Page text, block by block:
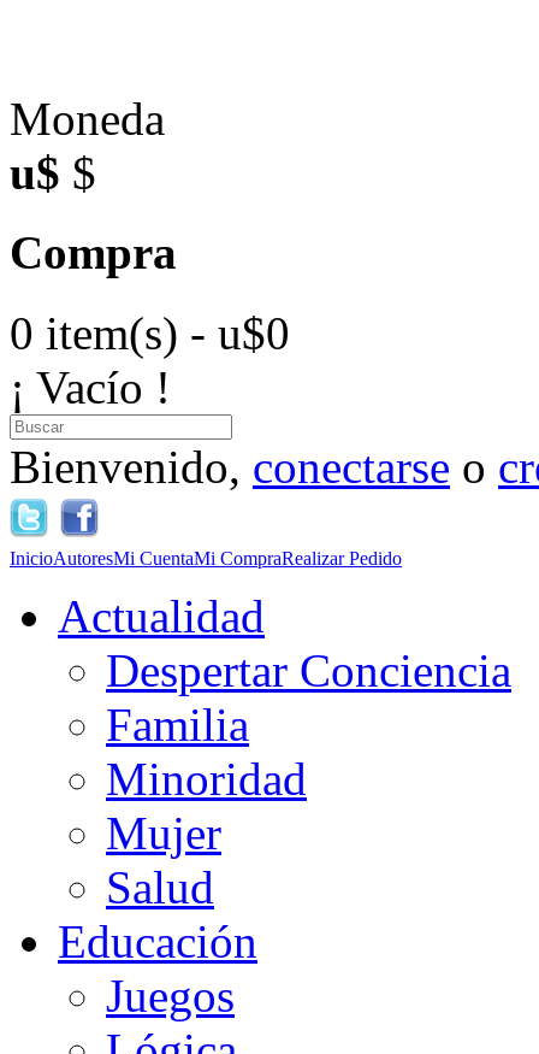
Moneda
u$ $
Compra
0 item(s) - u$0
¡ Vacío !
Bienvenido, conectarse o
InicioAutoresMi CuentaMi CompraRealizar Pedido
Actualidad
Despertar Conciencia
Familia
Minoridad
Mujer
Salud
Educación
Juegos